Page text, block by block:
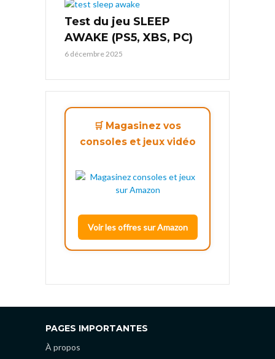
Test du jeu SLEEP
AWAKE (PS5, XBS, PC)
6 décembre 2025
🛒 Magasinez vos
consoles et jeux vidéo
Voir les offres sur Amazon
PAGES IMPORTANTES
À propos